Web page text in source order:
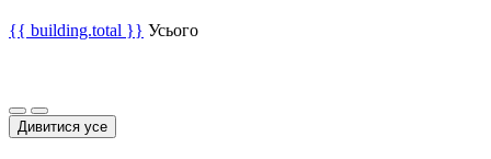
{{ building.total }} Усього
Дивитися усе